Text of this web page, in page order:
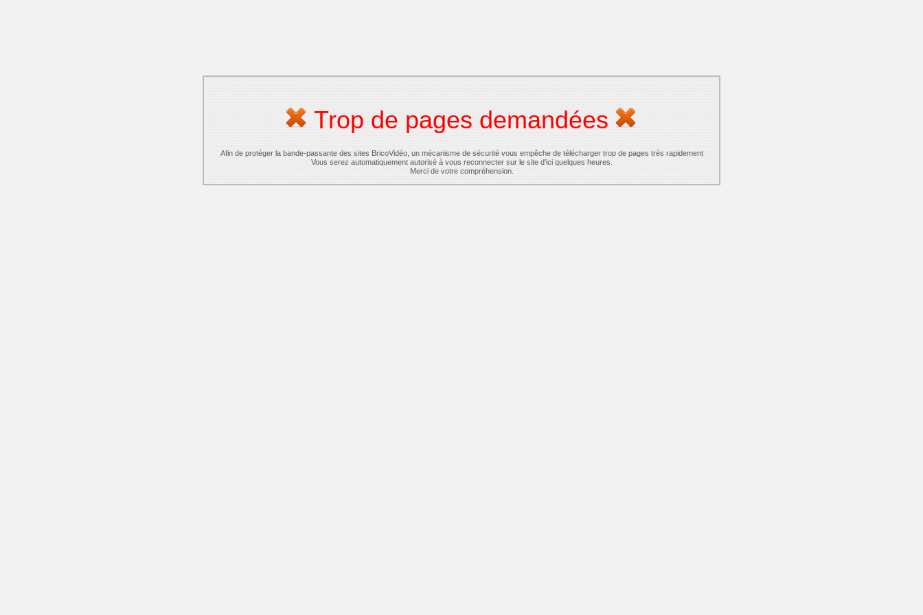
Trop de pages demandées
Afin de protéger la bande-passante des sites BricoVidéo, un mécanisme de sécurité vous empêche de télécharger trop de pages très rapidement
Vous serez automatiquement autorisé à vous reconnecter sur le site d'ici quelques heures.
Merci de votre compréhension.